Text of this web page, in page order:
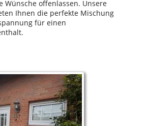
Wünsche offenlassen. Unsere
Ihnen die perfekte Mischung
für einen